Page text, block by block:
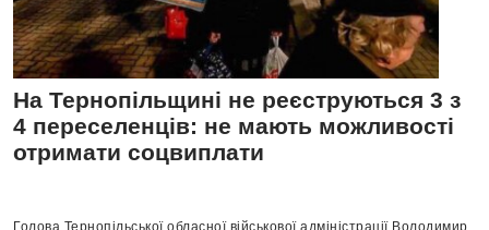
На Тернопільщині не реєструються 3 з
4 переселенців: не мають можливості
отримати соцвиплати
Голова Тернопільської обласної військової адміністрації Володимир